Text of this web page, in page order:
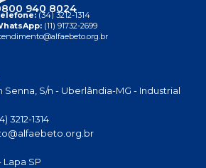
940 8024
(34) 3212-1314
(11) 91732-2699
Senna, S/n - Uberlândia-MG - Industrial
3212-1314
Lapa SP